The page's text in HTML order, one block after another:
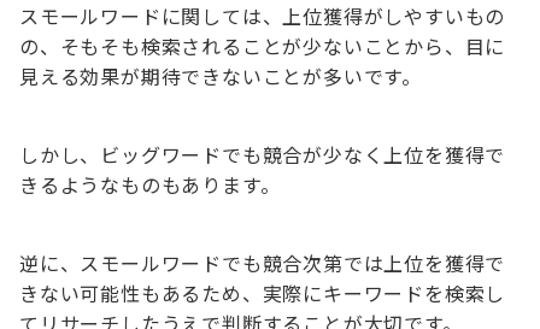
スモールワードに関しては、上位獲得がしやすいもの
の、そもそも検索されることが少ないことから、目に
見える効果が期待できないことが多いです。
しかし、ビッグワードでも競合が少なく上位を獲得で
きるようなものもあります。
逆に、スモールワードでも競合次第では上位を獲得で
きない可能性もあるため、実際にキーワードを検索し
てリサーチしたうえで判断することが大切です。